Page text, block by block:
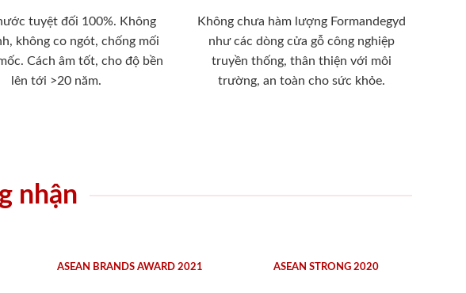
tuyệt đối 100%. Không
không co ngót, chống mối
Cách âm tốt, cho độ bền
lên tới >20 năm.
Không chưa hàm lượng Formandegyd
như các dòng cửa gỗ công nghiệp
truyền thống, thân thiện với môi
trường, an toàn cho sức khỏe.
nhận
ASEAN BRANDS AWARD 2021 ASEAN STRONG 2020